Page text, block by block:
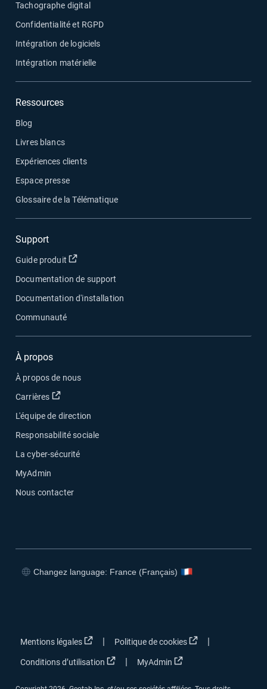
Tachographe digital
Confidentialité et RGPD
Intégration de logiciels
Intégration matérielle
Ressources
Blog
Livres blancs
Expériences clients
Espace presse
Glossaire de la Télématique
Support
Guide produit Ouvrir dans une nouvelle fenêtre
Documentation de support
Documentation d'installation
Communauté
À propos
À propos de nous
Carrières
Ouvrir dans une nouvelle fenêtre
L'équipe de direction
Responsabilité sociale
La cyber-sécurité
MyAdmin
Nous contacter
Changez language: France (Français)
Mentions légales Ouvrir dans une nouvelle fenêtre
Politique de cookies Ouvrir dans une
Conditions d’utilisation Ouvrir dans une nouvelle fenêtre
MyAdmin Ouvrir dans une